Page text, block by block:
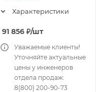
Характеристики
91 856 ₽/шт
Уважаемые клиенты!
Уточняйте актуальные
цены у инженеров
отдела продаж:
8(800) 200-90-73